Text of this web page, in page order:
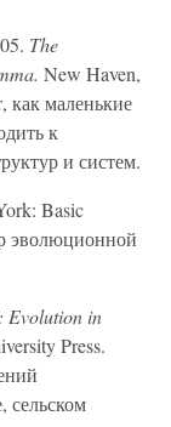
The
New Haven,
как маленькие
к
и систем.
Basic
эволюционной
Evolution in
Press.
сельском